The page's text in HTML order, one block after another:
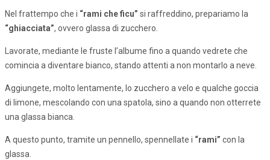
Nel frattempo che i “rami che ficu” si raffreddino, prepariamo la
“ghiacciata”, ovvero glassa di zucchero.
Lavorate, mediante le fruste l’albume fino a quando vedrete che
comincia a diventare bianco, stando attenti a non montarlo a neve.
Aggiungete, molto lentamente, lo zucchero a velo e qualche goccia
di limone, mescolando con una spatola, sino a quando non otterrete
una glassa bianca.
A questo punto, tramite un pennello, spennellate i “rami” con la
glassa.